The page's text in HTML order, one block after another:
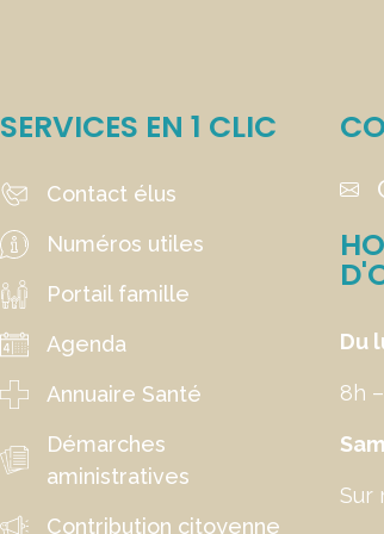
SERVICES EN 1 CLIC
Contact élus
Numéros utiles
Portail famille
Agenda
Annuaire Santé
Démarches
aministratives
Contribution citoyenne
Du
8h
Sur